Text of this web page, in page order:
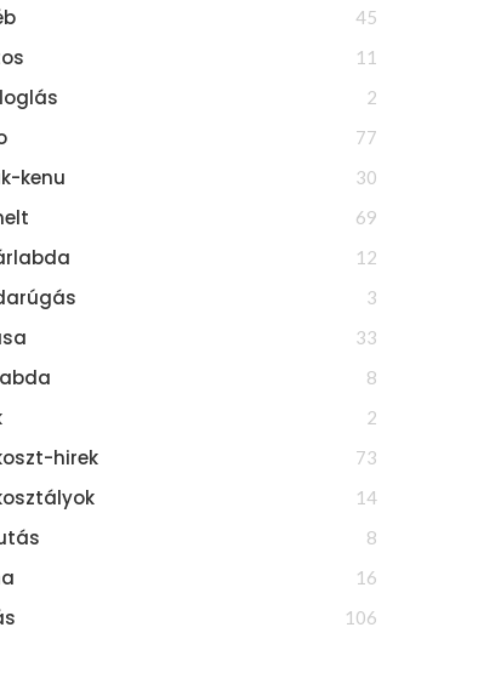
45
11
2
77
kenu 30
69
12
3
33
8
2
hirek 73
14
8
16
106